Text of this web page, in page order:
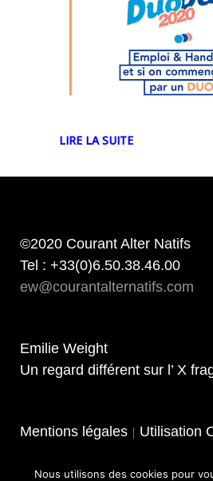
LIRE LA SUITE
©2020 Courant Alter Natifs
Tel : +33(0)6.50.38.46.00
ew@courantalternatifs.com
Emilie Weight
Un regard différent sur l’ X
Mentions légales | Utilisation
Nous utilisons des cookies pour